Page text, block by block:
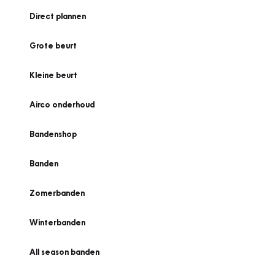
Direct plannen
Grote beurt
Kleine beurt
Airco onderhoud
Bandenshop
Banden
Zomerbanden
Winterbanden
All season banden